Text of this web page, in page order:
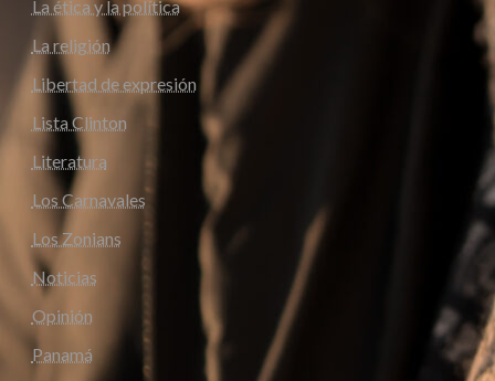
La ética y la política
La religión
Libertad de expresión
Lista Clinton
Literatura
Los Carnavales
Los Zonians
Noticias
Opinión
Panamá